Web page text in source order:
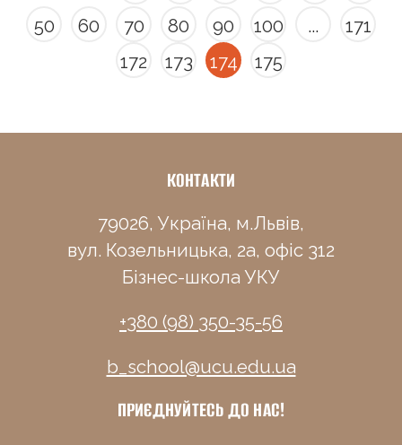
50
60 70 80 90 100 ...
171
172
173 174 175
КОНТАКТИ
79026, Україна, м.Львів,
вул. Козельницька, 2а, офіс 312
Бізнес-школа УКУ
+380 (98) 350-35-56
b_school@ucu.edu.ua
ПРИЄДНУЙТЕСЬ ДО НАС!